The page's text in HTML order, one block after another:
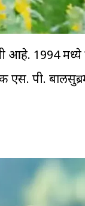
आहे. 1994 मध्ये
एस. पी.